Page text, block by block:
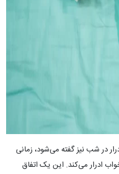
در شب نیز گفته می‌شود، زمانی
ادرار می‌کند. این یک اتفاق